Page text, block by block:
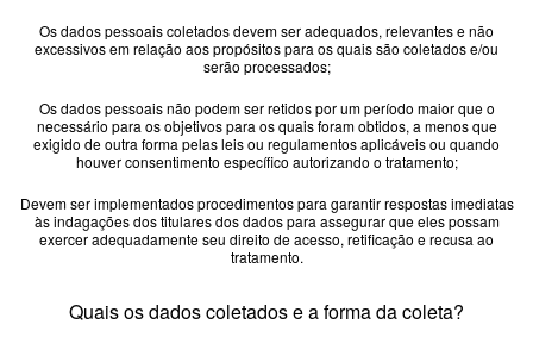
Os dados pessoais coletados devem ser adequados, relevantes e não
excessivos em relação aos propósitos para os quais são coletados e/ou
serão processados;
Os dados pessoais não podem ser retidos por um período maior que o
necessário para os objetivos para os quais foram obtidos, a menos que
exigido de outra forma pelas leis ou regulamentos aplicáveis ou quando
houver consentimento específico autorizando o tratamento;
Devem ser implementados procedimentos para garantir respostas imediatas
às indagações dos titulares dos dados para assegurar que eles possam
exercer adequadamente seu direito de acesso, retificação e recusa ao
tratamento.
Quais os dados coletados e a forma da coleta?